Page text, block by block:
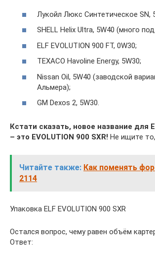
Лукойл Люкс Синтетическое SN,
SHELL Helix Ultra, 5W40 (много
ELF EVOLUTION 900 FT, 0W30;
TEXACO Havoline Energy, 5W30;
Nissan Oil, 5W40 (заводской
Альмера);
GM Dexos 2, 5W30.
Кстати сказать, новое название для
– это EVOLUTION 900 SXR! Не ищите
Читайте также: Как поменять
2114
Упаковка ELF EVOLUTION 900 SXR
Остался вопрос, чему равен объём
Ответ: